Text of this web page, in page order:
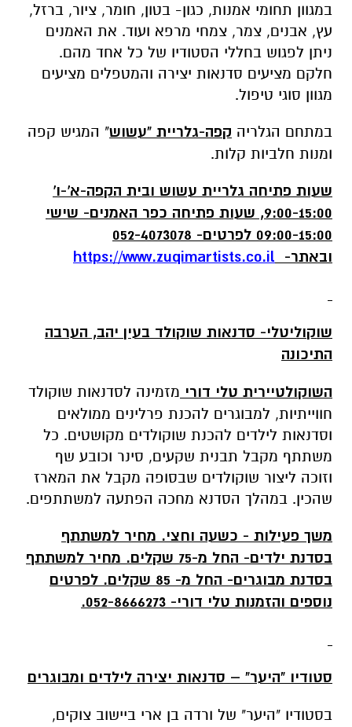
במגוון תחומי אמנות, כגון- בטון, חומר, ציור, ברזל,
עץ, אבנים, צמר, צמחי מרפא ועוד. את האמנים
ניתן לפגוש בחללי הסטודיו של כל אחד מהם.
חלקם מציעים סדנאות יצירה והמטפלים מציעים
מגוון סוגי טיפול.
במתחם הגלריה קפה-גלריית "עשוש" המגיש קפה
ומנות חלביות קלות.
שעות פתיחה גלריית עשוש ובית הקפה-א'-ו'
9:00-15:00, שעות פתיחה כפר האמנים- שישי
09:00-15:00 לפרטים- 052-4073078
ובאתר- https://www.zuqimartists.co.il
שוקוליטלי- סדנאות שוקולד בעין יהב, הערבה
התיכונה
השוקולטיירית טלי דורי מזמינה לסדנאות שוקולד
חווייתיות, למבוגרים להכנת פרלינים ממולאים
וסדנאות לילדים להכנת שוקולדים מקושטים. כל
משתתף מקבל תבנית שקעים, סינר וכובע שף
וזוכה ליצור שוקולדים שבסופה מקבל את המארז
שהכין. במהלך הסדנא מחכה הפתעה למשתתפים.
משך פעילות - כשעה וחצי. מחיר למשתתף
בסדנת ילדים- החל מ-75 שקלים. מחיר למשתתף
בסדנת מבוגרים- החל מ- 85 שקלים. לפרטים
נוספים והזמנות טלי דורי- 052-8666273.
סטודיו "היער" – סדנאות יצירה לילדים ומבוגרים
בסטודיו "היער" של ורדה בן ארי ביישוב צוקים,